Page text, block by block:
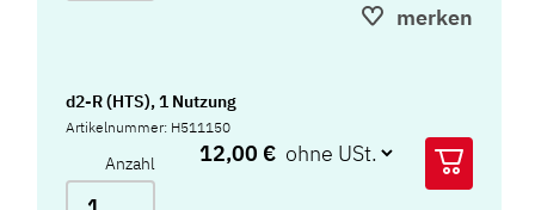
merken
d2-R (HTS), 1 Nutzung
Artikelnummer: H511150
Anzahl 12,00 €